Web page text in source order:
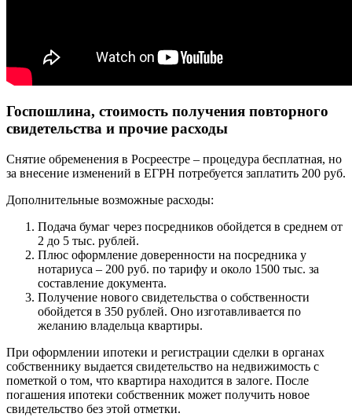
Госпошлина, стоимость получения повторного
свидетельства и прочие расходы
Снятие обременения в Росреестре – процедура бесплатная, но
за внесение изменений в ЕГРН потребуется заплатить 200 руб.
Дополнительные возможные расходы:
Подача бумаг через посредников обойдется в среднем от
2 до 5 тыс. рублей.
Плюс оформление доверенности на посредника у
нотариуса – 200 руб. по тарифу и около 1500 тыс. за
составление документа.
Получение нового свидетельства о собственности
обойдется в 350 рублей. Оно изготавливается по
желанию владельца квартиры.
При оформлении ипотеки и регистрации сделки в органах
собственнику выдается свидетельство на недвижимость с
пометкой о том, что квартира находится в залоге. После
погашения ипотеки собственник может получить новое
свидетельство без этой отметки.